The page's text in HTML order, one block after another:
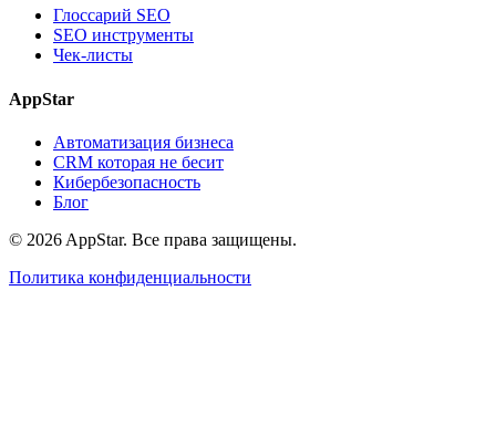
Глоссарий SEO
SEO инструменты
Чек-листы
AppStar
Автоматизация бизнеса
CRM которая не бесит
Кибербезопасность
Блог
© 2026 AppStar. Все права защищены.
Политика конфиденциальности